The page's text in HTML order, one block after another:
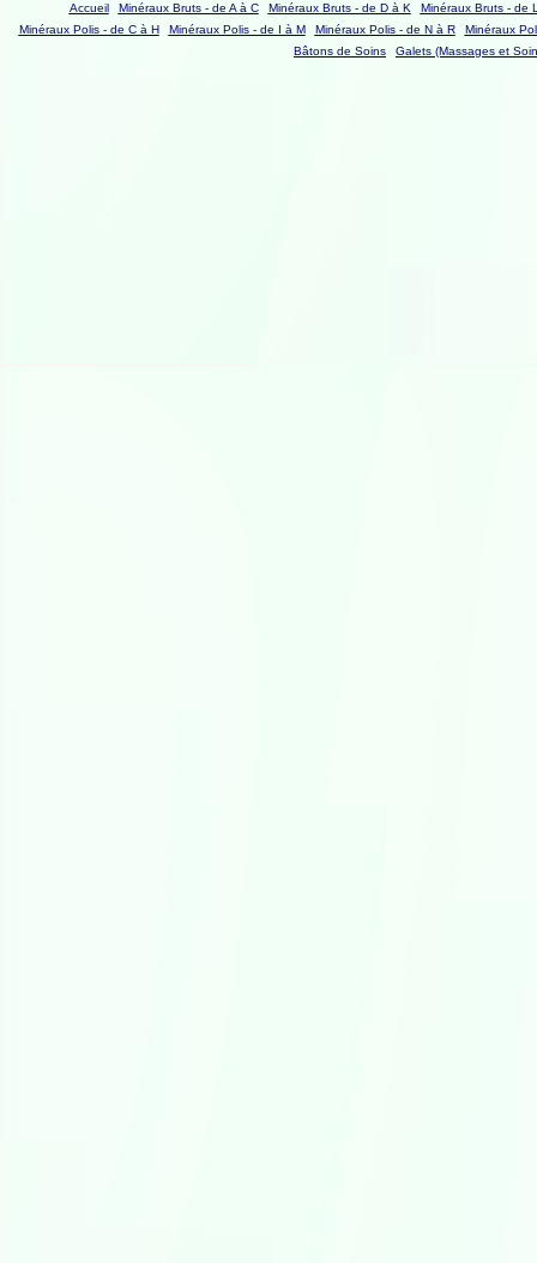
Accueil Minéraux Bruts - de A à C Minéraux Bruts - de D à K
Minéraux Bruts - de
Minéraux Polis - de C à H
Minéraux Polis - de I à M Minéraux Polis - de N à R
Minéraux
Bâtons de Soins
Galets (Massages et